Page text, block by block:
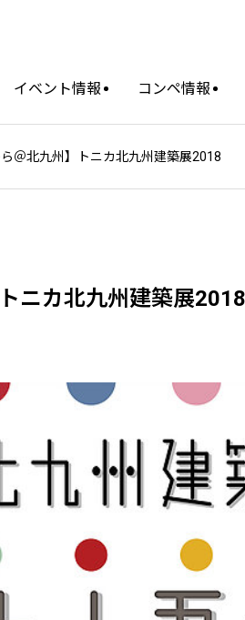
イベント情報 コンペ情報
ら＠北九州】トニカ北九州建築展2018
ニカ北九州建築展2018